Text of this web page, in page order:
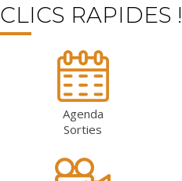
CLICS RAPIDES !
Agenda
Sorties